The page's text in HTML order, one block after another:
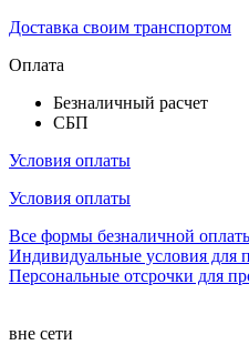
Доставка своим транспортом
Оплата
Безналичный расчет
СБП
Условия оплаты
Условия оплаты
Все формы безналичной
Индивидуальные условия для
Персональные отсрочки для
вне сети